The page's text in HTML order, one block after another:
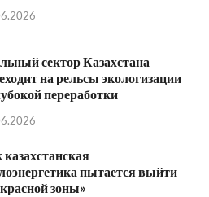
сектор Казахстана
на рельсы экологизации
переработки
пытается выйти
зоны»